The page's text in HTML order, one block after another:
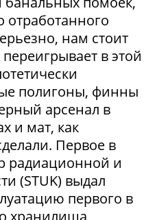
отработанного
нам стоит
в этой
полигоны, финны
арсенал в
и мат, как
Первое в
радиационной и
(STUK) выдал
первого в
хранилища